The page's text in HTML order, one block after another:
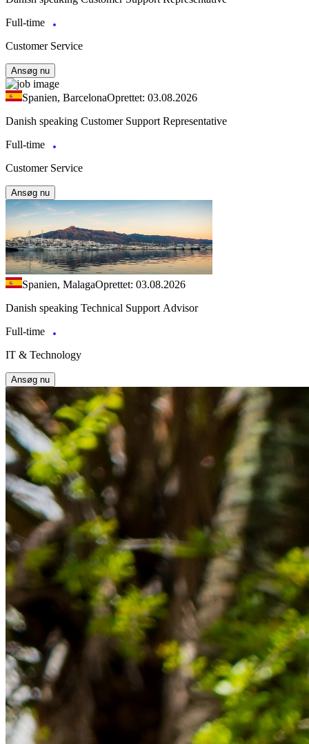
Full-time
Customer Service
Ansøg nu
Spanien, BarcelonaOprettet: 03.08.2026
Danish speaking Customer Support Representative
Full-time
Customer Service
Ansøg nu
Spanien, MalagaOprettet: 03.08.2026
Danish speaking Technical Support Advisor
Full-time
IT & Technology
Ansøg nu